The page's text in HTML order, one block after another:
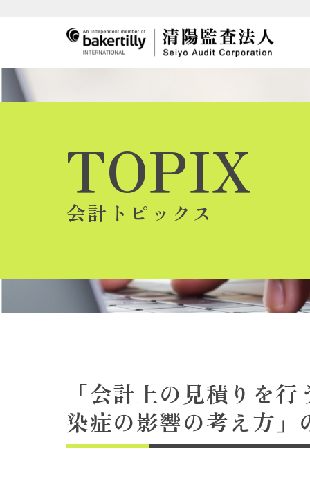
TOPIX
会計トピックス
「会計上の見積りを
染症の影響の考え方」